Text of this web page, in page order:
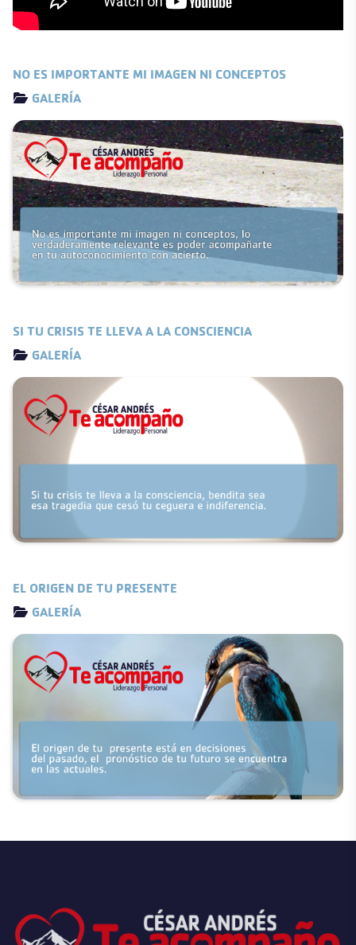
NO ES IMPORTANTE MI IMAGEN NI CONCEPTOS
Detalles
GALERÍA
SI TU CRISIS TE LLEVA A LA CONSCIENCIA
Detalles
GALERÍA
EL ORIGEN DE TU PRESENTE
Detalles
GALERÍA